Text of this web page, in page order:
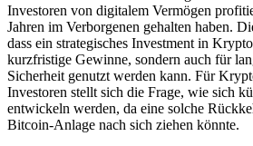
Investoren von digitalem Vermögen
Jahren im Verborgenen gehalten haben.
dass ein strategisches Investment in
kurzfristige Gewinne, sondern auch für
Sicherheit genutzt werden kann. Für
Investoren stellt sich die Frage, wie sich
entwickeln werden, da eine solche
Bitcoin-Anlage nach sich ziehen könnte.